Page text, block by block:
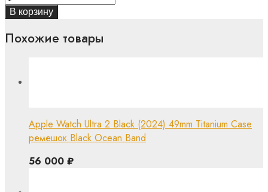
В корзину
Похожие товары
Apple Watch Ultra 2 Black (2024) 49mm Titanium Case
ремешок Black Ocean Band
56 000 ₽